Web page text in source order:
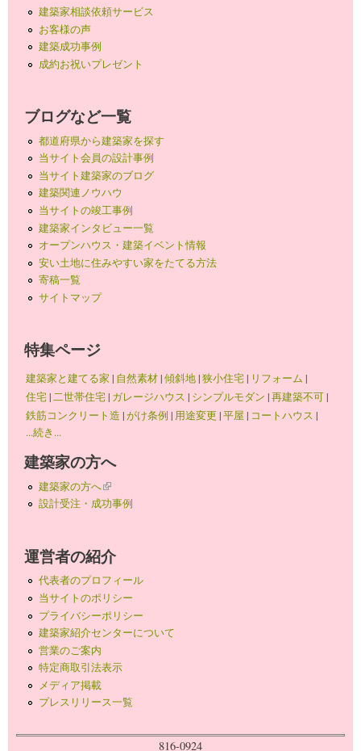
建築家相談依頼サービス
お客様の声
建築成功事例
成約お祝いプレゼント
ブログなど一覧
都道府県から建築家を探す
当サイト会員の設計事例
当サイト建築家のブログ
建築関連ノウハウ
当サイトの竣工事例
建築家インタビュー一覧
オープンハウス・建築イベント情報
安い土地に住みやすい家をたてる方法
寄稿一覧
サイトマップ
特集ページ
建築家と建てる家 | 自然素材|傾斜地|狭小住宅| リフォーム |
住宅|二世帯住宅| ガレージハウス | シンプルモダン |再建築不可|
鉄筋コンクリート造 |がけ条例 | 用途変更 |平屋 | コートハウス |
...続き...
建築家の方へ
建築家の方へ(link is external)
設計受注・成功事例
運営者の紹介
代表者のプロフィール
当サイトのポリシー
プライバシーポリシー
建築家紹介センターについて
営業のご案内
特定商取引法表示
メディア掲載
プレスリリース一覧
816-0924